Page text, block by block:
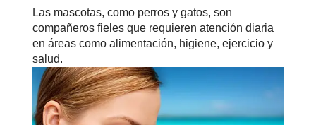
Las mascotas, como perros y gatos, son
compañeros fieles que requieren atención diaria
en áreas como alimentación, higiene, ejercicio y
salud.